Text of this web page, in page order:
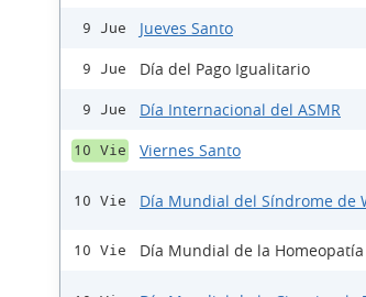
9 Jue Jueves Santo
9 Jue Día del Pago Igualitario
9 Jue Día Internacional del ASMR
10 Vie Viernes Santo
10 Vie Día Mundial del Síndrome de
10 Vie Día Mundial de la Homeopatía